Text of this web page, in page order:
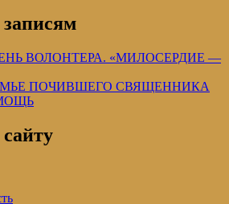
ВОЛОНТЕРА. «МИЛОСЕРДИЕ —
ПОЧИВШЕГО СВЯЩЕННИКА